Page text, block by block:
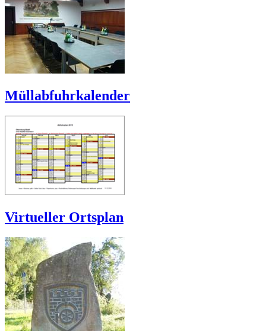
Müllabfuhrkalender
Virtueller Ortsplan